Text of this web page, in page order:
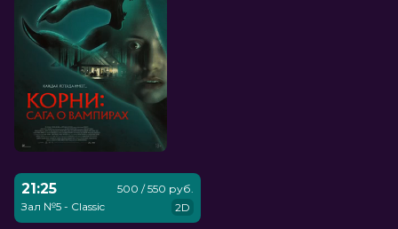
21:25
Зал №5 - Classic
500 / 550 руб.
2D